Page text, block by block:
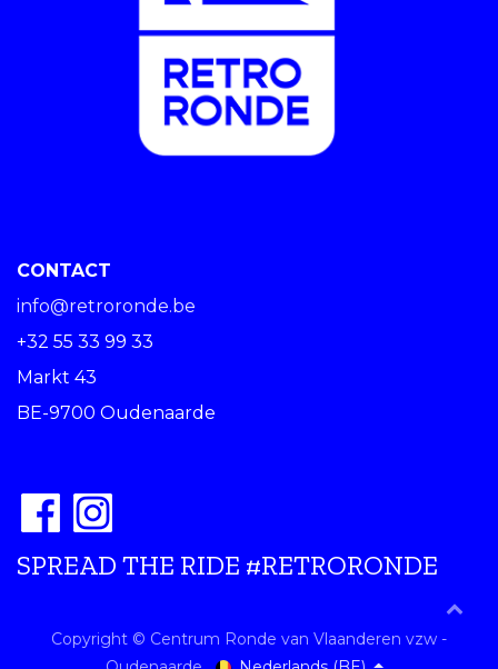
CONTACT
info@retroronde.be
+32 55 33 99 33
Markt 43
BE-9700 Oudenaarde
SPREAD THE RIDE #RETRORONDE
Copyright © Centrum Ronde van Vlaanderen vzw -